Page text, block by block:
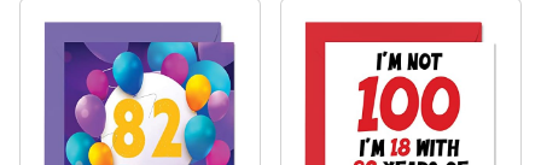
tarjetas...